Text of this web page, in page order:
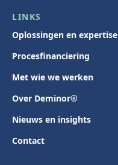
LINKS
Oplossingen en expertise
Procesfinanciering
Met wie we werken
Over Deminor®
Nieuws en insights
Contact